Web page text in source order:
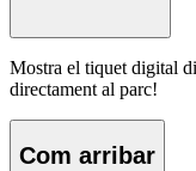
Mostra el tiquet digital
directament al parc!
Com arribar